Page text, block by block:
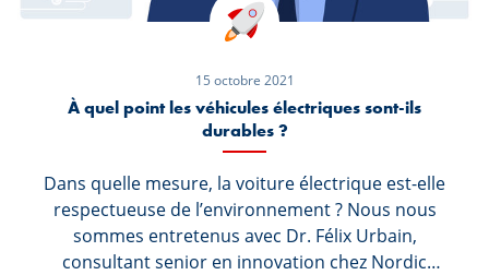
15 octobre 2021
À quel point les véhicules électriques sont-ils
durables ?
Dans quelle mesure, la voiture électrique est-elle
respectueuse de l’environnement ? Nous nous
sommes entretenus avec Dr. Félix Urbain,
consultant senior en innovation chez Nordic